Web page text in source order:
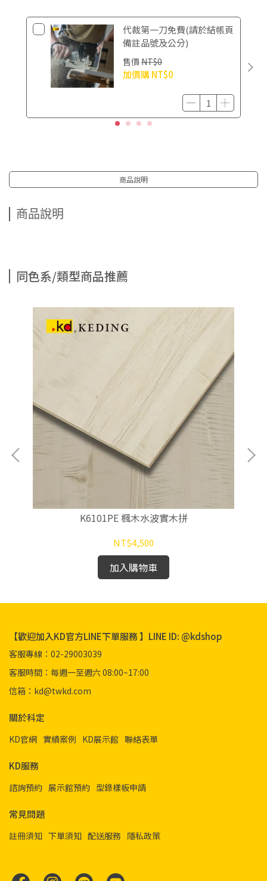
代裁第一刀免費(請於結帳頁
備註品號及公分)
售價 NT$0
加價購NT$0
商品說明
商品說明
同色系/類型商品推薦
K6101PE 楓木水波實木拼
NT$4,500
加入購物車
【歡迎加入KD官方LINE下單服務 】LINE ID: @kdshop
客服專線：02-29003039
客服時間：每週一至週六 08:00~17:00
信箱：kd@twkd.com
關於科定
KD官網 實績案例 KD展示館 聯絡表單
KD服務
諮詢預約 展示館預約 型錄樣板申請
常見問題
註冊須知 下單須知 配送服務 隱私政策